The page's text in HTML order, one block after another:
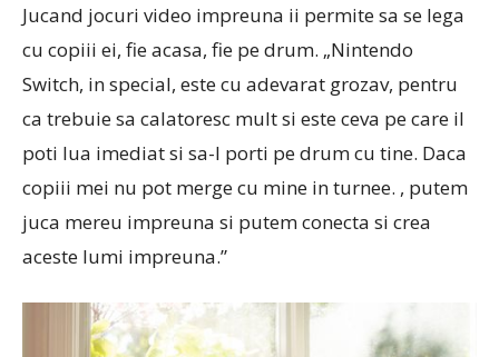
Jucand jocuri video impreuna ii permite sa se lega
cu copiii ei, fie acasa, fie pe drum. „Nintendo
Switch, in special, este cu adevarat grozav, pentru
ca trebuie sa calatoresc mult si este ceva pe care il
poti lua imediat si sa-l porti pe drum cu tine. Daca
copiii mei nu pot merge cu mine in turnee. , putem
juca mereu impreuna si putem conecta si crea
aceste lumi impreuna.”